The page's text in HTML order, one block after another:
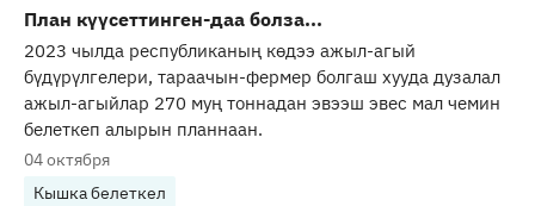
План күүсеттинген-даа болза...
2023 чылда республиканың көдээ ажыл-агый
бүдүрүлгелери, тараачын-фермер болгаш хууда дузалал
ажыл-агыйлар 270 муң тоннадан эвээш эвес мал чемин
белеткеп алырын планнаан.
04 октября
Кышка белеткел